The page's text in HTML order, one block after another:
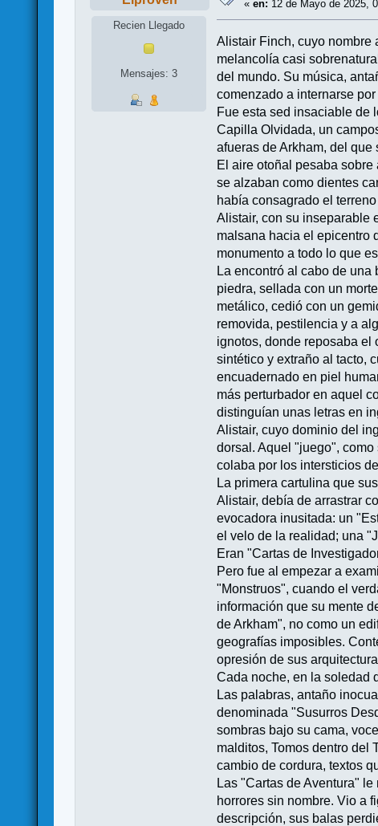
Recien Llegado
Mensajes: 3
«en: 12 de Mayo de 2025,
Alistair Finch, cuyo nombre
melancolía casi
del mundo. Su música,
comenzado a internarse
Fue esta sed insaciable de
Capilla Olvidada, un
afueras de Arkham, del
El aire otoñal pesaba
se alzaban como dientes
había consagrado el
Alistair, con su inseparable
malsana hacia el epicentro
monumento a todo lo que
La encontró al cabo de
piedra, sellada con un
metálico, cedió con un
removida, pestilencia y a
ignotos, donde reposaba el
sintético y extraño al tacto,
encuadernado en piel
más perturbador en aquel
distinguían unas letras en
Alistair, cuyo dominio del
dorsal. Aquel "juego",
colaba por los intersticios
La primera cartulina que
Alistair, debía de arrastrar
evocadora inusitada: un
el velo de la realidad; una
Eran "Cartas de
Pero fue al empezar a
"Monstruos", cuando el
información que su mente
de Arkham", no como un
geografías imposibles.
opresión de sus
Cada noche, en la soledad
Las palabras, antaño
denominada "Susurros
sombras bajo su cama,
malditos, Tomos dentro del
cambio de cordura, textos
Las "Cartas de Aventura"
horrores sin nombre. Vio a
descripción, sus balas